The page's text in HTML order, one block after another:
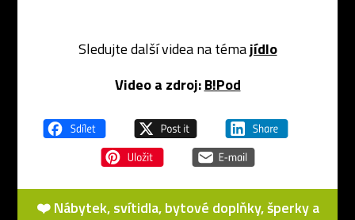
Sledujte další videa na témajídlo
Video a zdroj: B!Pod
❤️ Nábytek, svítidla, bytové doplňky, šperky a